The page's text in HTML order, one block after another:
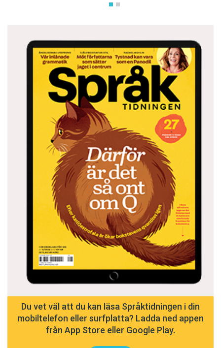
Du vet väl att du kan läsa Språktidningen i din
mobiltelefon eller surfplatta? Ladda ned appen
från App Store eller Google Play.